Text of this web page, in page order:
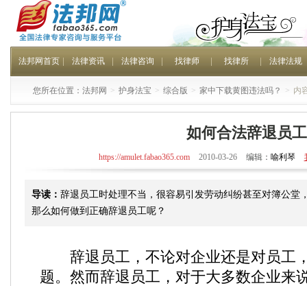
法邦网首页 法律资讯 法律咨询 找律师 找律所 法律法规
您所在位置： 法邦网 > 护身法宝 > 综合版 > 家中下载黄图违法吗？ > 内
如何合法辞退员工
https://amulet.fabao365.com 2010-03-26 编辑： 喻利琴
导读： 辞退员工时处理不当，很容易引发劳动纠纷甚至对簿公堂
那么如何做到正确辞退员工呢？
辞退员工，不论对企业还是对员工
题。然而辞退员工，对于大多数企业来